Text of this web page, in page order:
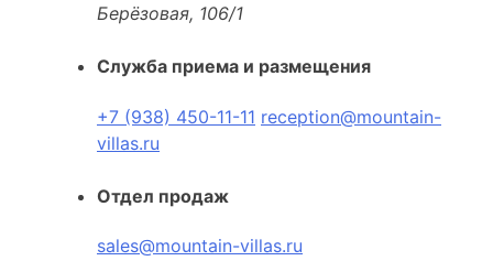
Берёзовая, 106/1
Служба приема и размещения
+7 (938) 450-11-11 reception@mountain-
villas.ru
Отдел продаж
sales@mountain-villas.ru